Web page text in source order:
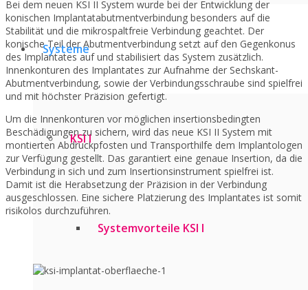
Systeme
KSI I
Systemvorteile KSI I
Bei dem neuen KSI II System wurde bei der Entwicklung der
konischen Implantatabutmentverbindung besonders auf die
Stabilität und die mikrospaltfreie Verbindung geachtet. Der
konische Teil der Abutmentverbindung setzt auf den Gegenkonus
des Implantates auf und stabilisiert das System zusätzlich.
Innenkonturen des Implantates zur Aufnahme der Sechskant-
Abutmentverbindung, sowie der Verbindungsschraube sind spielfrei
und mit höchster Präzision gefertigt.
Um die Innenkonturen vor möglichen insertionsbedingten
Beschädigungen zu sichern, wird das neue KSI II System mit
montierten Abdruckpfosten und Transporthilfe dem Implantologen
zur Verfügung gestellt. Das garantiert eine genaue Insertion, da die
Verbindung in sich und zum Insertionsinstrument spielfrei ist.
Damit ist die Herabsetzung der Präzision in der Verbindung
ausgeschlossen. Eine sichere Platzierung des Implantates ist somit
risikolos durchzuführen.